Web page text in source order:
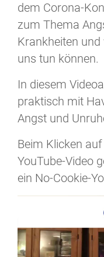
dem Corona-
zum Thema
Krankheiten
uns tun können.
In diesem
praktisch mit
Angst und
Beim Klicken
YouTube-Video
ein No-Cookie-